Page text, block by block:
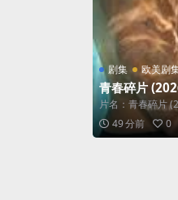
剧集 欧美剧
青春碎片
真碎片
片名：青春碎片
49 分前
0